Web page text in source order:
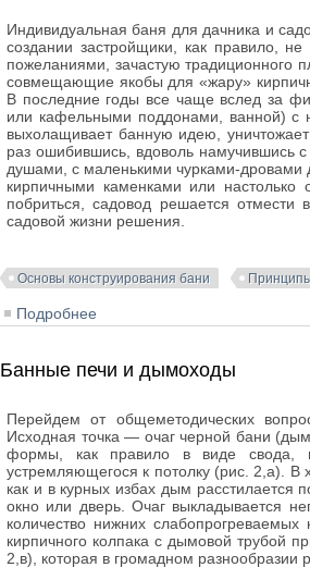
Индивидуальная баня для дачника и
создании застройщики, как правило,
пожеланиями, зачастую традиционного
совмещающие якобы для «жару»
В последние годы все чаще вслед за
или кафельными поддонами, ванной) с
выхолащивает банную идею,
раз ошибившись, вдоволь намучившись
душами, с маленькими чурками-
кирпичными каменками или
побриться, садовод решается
садовой жизни решения.
Основы конструирования бани
Подробнее
Банные печи и дымоходы
Перейдем от общеметодических
Исходная точка — очаг черной бани
формы, как правило в виде свода,
устремляющегося к потолку (рис. 2,а).
как и в курных избах дым расстилается
окно или дверь. Очаг выкладывается
количество нижних
кирпичного колпака с дымовой трубой
2,в), которая в громадном разнообразии